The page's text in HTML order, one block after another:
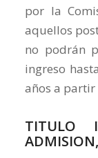
por la
aquellos
no podrán
ingreso
años a partir
TITULO